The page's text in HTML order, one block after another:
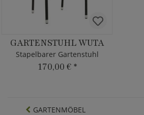
GARTENSTUHL WUTA
Stapelbarer Gartenstuhl
170,00 € *
GARTENMÖBEL